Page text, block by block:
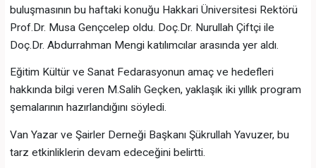
buluşmasının bu haftaki konuğu Hakkari Üniversitesi Rektörü
Prof.Dr. Musa Gençcelep oldu. Doç.Dr. Nurullah Çiftçi ile
Doç.Dr. Abdurrahman Mengi katılımcılar arasında yer aldı.
Eğitim Kültür ve Sanat Fedarasyonun amaç ve hedefleri
hakkında bilgi veren M.Salih Geçken, yaklaşık iki yıllık program
şemalarının hazırlandığını söyledi.
Van Yazar ve Şairler Derneği Başkanı Şükrullah Yavuzer, bu
tarz etkinliklerin devam edeceğini belirtti.